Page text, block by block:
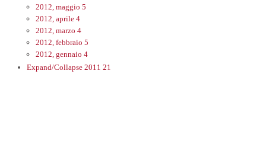
2012, maggio 5
2012, aprile 4
2012, marzo 4
2012, febbraio 5
2012, gennaio 4
Expand/Collapse 2011 21